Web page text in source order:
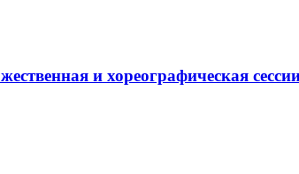
и хореографическая